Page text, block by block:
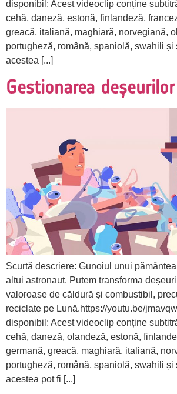
disponibil: Acest videoclip conține
cehă, daneză, estonă, finlandeză,
greacă, italiană, maghiară, norvegiană,
portugheză, română, spaniolă, swahili și
acestea [...]
Gestionarea
Scurtă descriere: Gunoiul unui
altui astronaut. Putem transforma
valoroase de căldură și combustibil,
reciclate pe Lună.https://youtu.be/
disponibil: Acest videoclip conține
cehă, daneză, olandeză, estonă,
germană, greacă, maghiară, italiană,
portugheză, română, spaniolă, swahili și
acestea pot fi [...]